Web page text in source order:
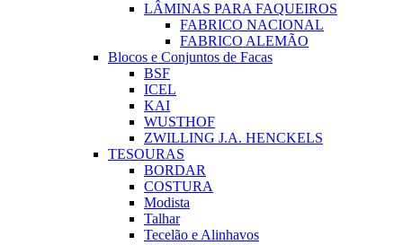
LÂMINAS PARA FAQUEIROS
FABRICO NACIONAL
FABRICO ALEMÃO
Blocos e Conjuntos de Facas
BSF
ICEL
KAI
WUSTHOF
ZWILLING J.A. HENCKELS
TESOURAS
BORDAR
COSTURA
Modista
Talhar
Tecelão e Alinhavos